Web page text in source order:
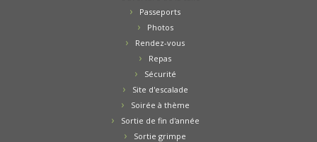
Passeports
Photos
Rendez-vous
Repas
Sécurité
Site d'escalade
Soirée à thème
Sortie de fin d'année
Sortie grimpe